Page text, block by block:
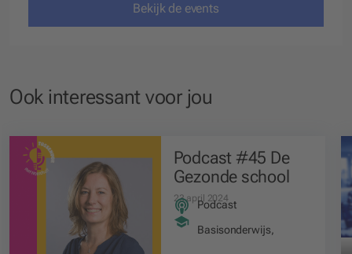
Bekijk de events
Ook interessant voor jou
Podcast #45 De
Gezonde school
23 april 2024
Podcast
Basisonderwijs,